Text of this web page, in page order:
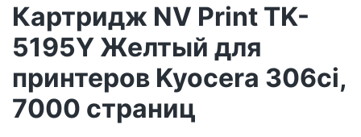
Картридж NV Print TK-
5195Y Желтый для
принтеров Kyocera 306ci,
7000 страниц